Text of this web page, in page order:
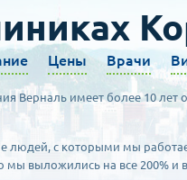
Цены Врачи
Верналь имеет более 10
людей, с которыми мы
мы выложились на все 200% и